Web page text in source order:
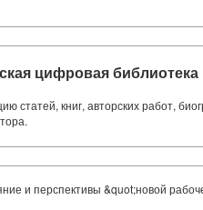
цифровая библиотека
статей, книг, авторских работ,
и перспективы &quot;новой